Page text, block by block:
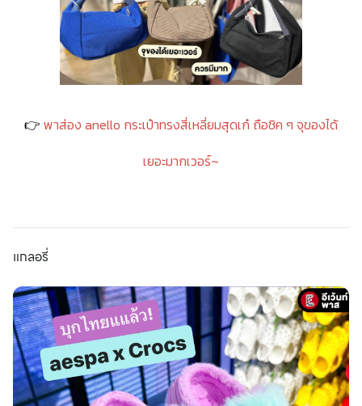
👉 พาส่อง anello กระเป๋าทรงสี่เหลี่ยมสุดเก๋ ถือชิค ๆ จุของได้
เยอะมากเวอร์~
แกลอรี่